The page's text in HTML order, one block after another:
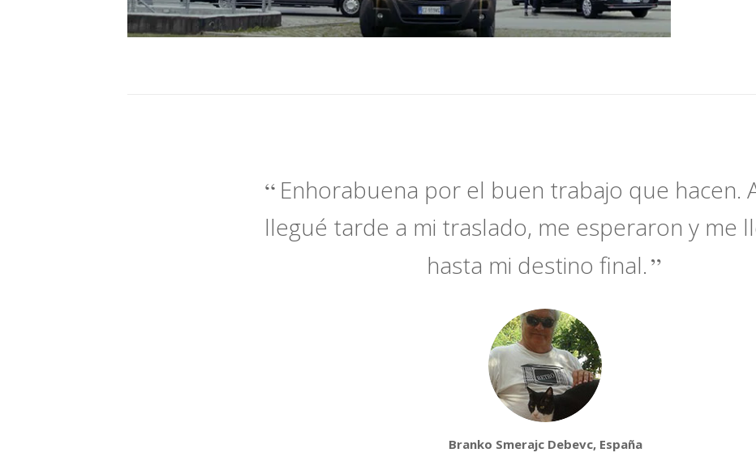
Enhorabuena por el buen trabajo que hacen.
llegué tarde a mi traslado, me esperaron y me
hasta mi destino final.
Branko Smerajc Debevc, España